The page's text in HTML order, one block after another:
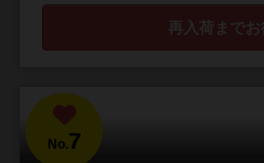
再入荷まで
No.7